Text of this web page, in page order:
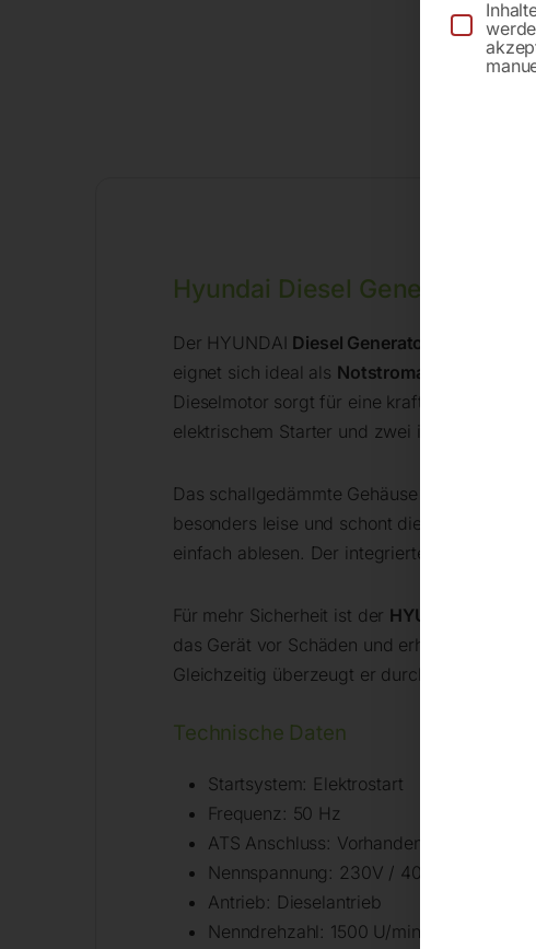
Hyundai Diesel Generator
Der HYUNDAI Diesel Generator DHY125KSE
eignet sich ideal als Notstromaggregat
bei
Dieselmotor sorgt für eine kraftvolle und
elektrischem Starter und zwei integrierten
Das schallgedämmte Gehäuse und die
besonders leise und schont die Umgebung.
einfach ablesen. Der integrierte
Für mehr Sicherheit ist der HYUNDAI
das Gerät vor Schäden und erhöhen die
Gleichzeitig überzeugt er durch geringen
Technische Daten
Startsystem: Elektrostart
Frequenz: 50 Hz
ATS Anschluss: Vorhanden
Nennspannung: 230V / 400V
Antrieb: Dieselantrieb
Nenndrehzahl: 1500 U/min